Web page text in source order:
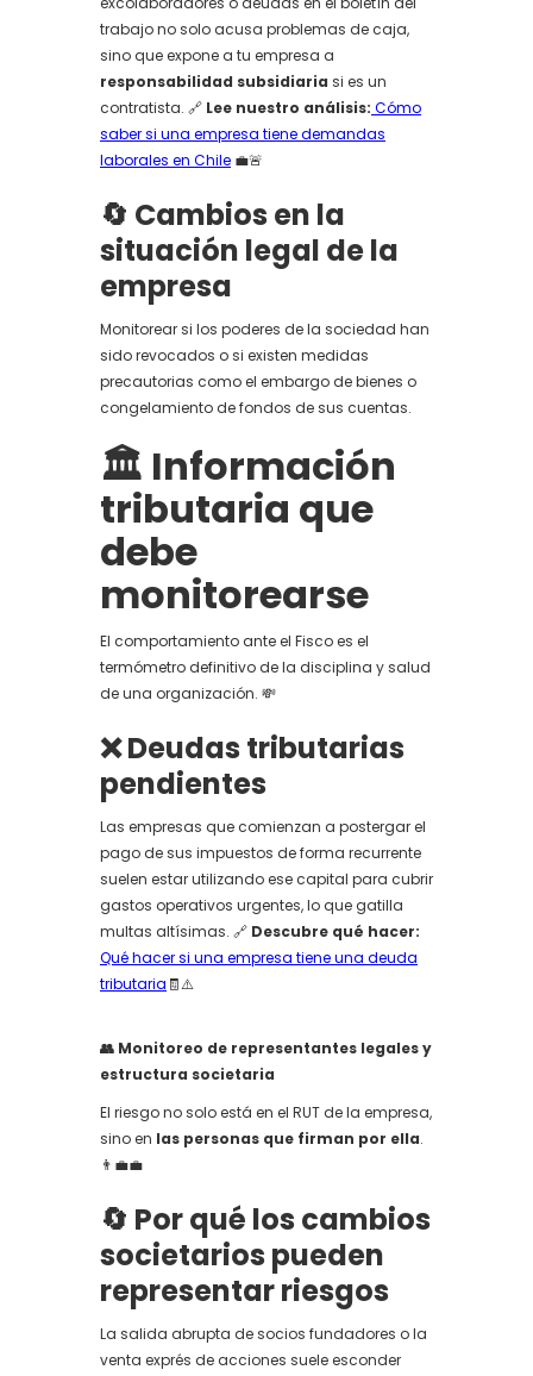
trabajo no solo acusa problemas de caja,
sino que expone a tu empresa a
responsabilidad subsidiaria si es un
contratista. 🔗 Lee nuestro análisis: Cómo
saber si una empresa tiene demandas
laborales en Chile 💼🚨
🔄 Cambios en la
situación legal de la
empresa
Monitorear si los poderes de la sociedad han
sido revocados o si existen medidas
precautorias como el embargo de bienes o
congelamiento de fondos de sus cuentas.
🏛️ Información
tributaria que
debe
monitorearse
El comportamiento ante el Fisco es el
termómetro definitivo de la disciplina y salud
de una organización. 💸
❌ Deudas tributarias
pendientes
Las empresas que comienzan a postergar el
pago de sus impuestos de forma recurrente
suelen estar utilizando ese capital para cubrir
gastos operativos urgentes, lo que gatilla
multas altísimas. 🔗 Descubre qué hacer:
Qué hacer si una empresa tiene una deuda
tributaria 🧾⚠️
👥 Monitoreo de representantes legales y
estructura societaria
El riesgo no solo está en el RUT de la empresa,
sino en las personas que firman por ella.
👨‍💼💼
🔄 Por qué los cambios
societarios pueden
representar riesgos
La salida abrupta de socios fundadores o la
venta exprés de acciones suele esconder